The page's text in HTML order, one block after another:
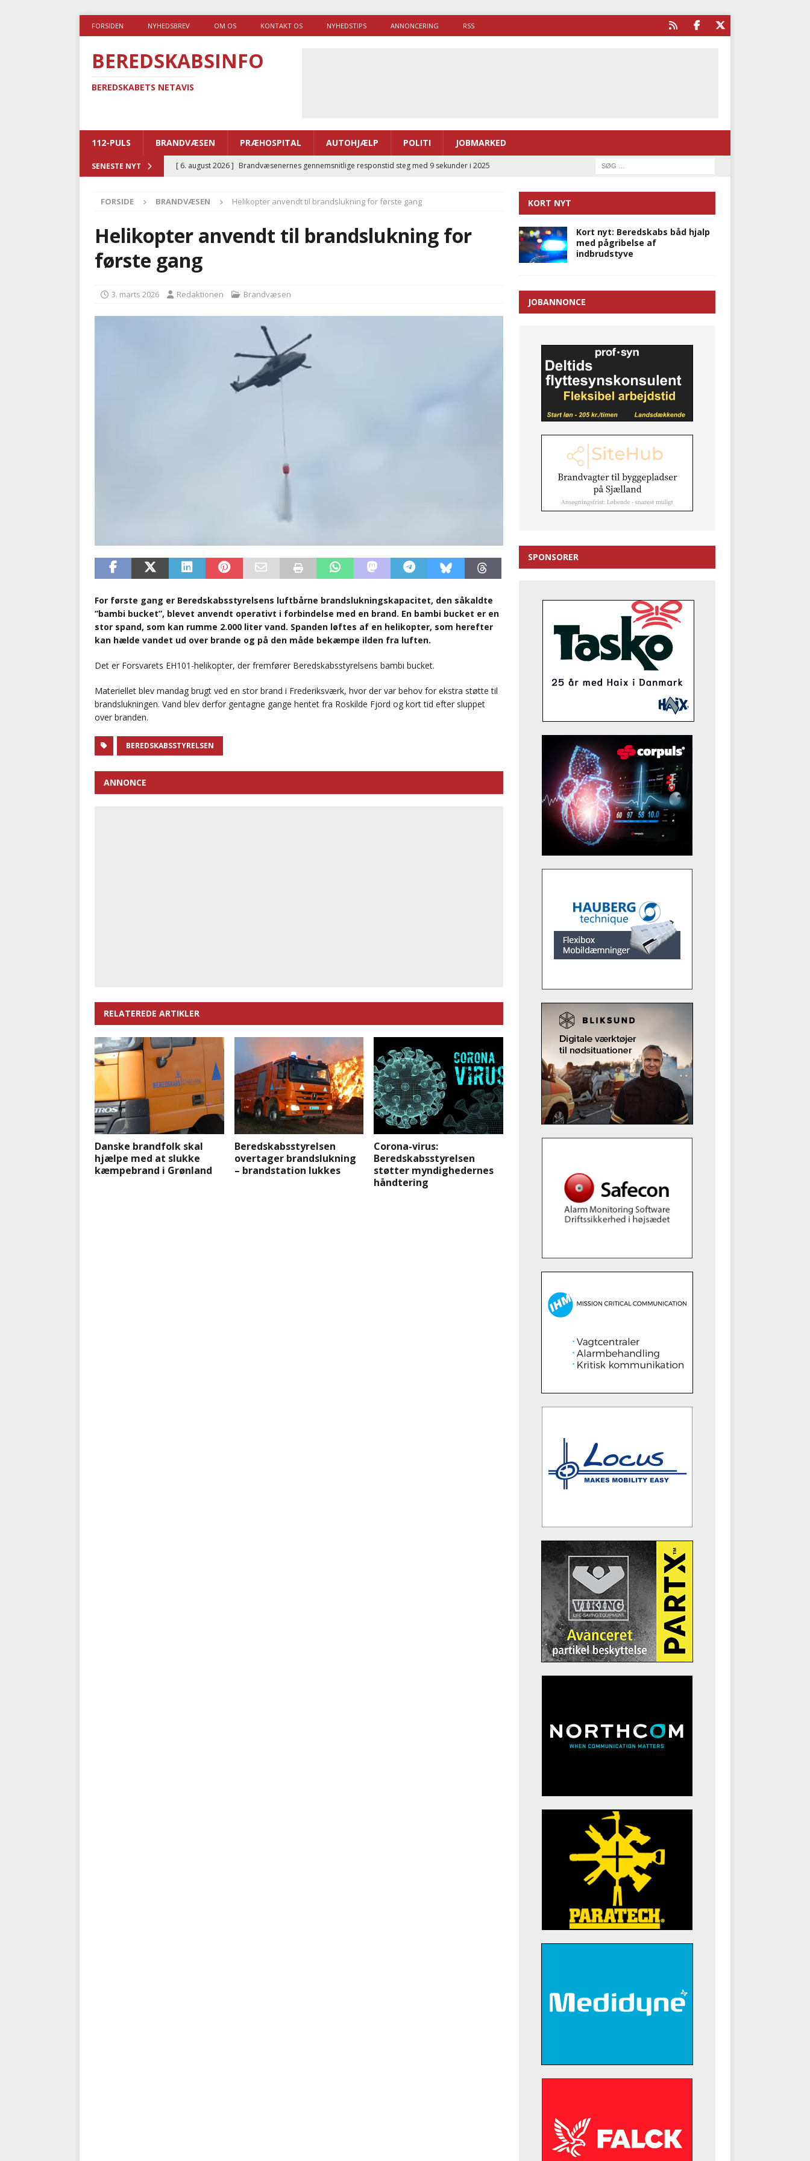
FORSIDEN NYHEDSBREV OM OS KONTAKT OS NYHEDSTIPS ANNONCERING RSS
BEREDSKABSINFO
BEREDSKABETS NETAVIS
112-PULS BRANDVÆSEN PRÆHOSPITAL AUTOHJÆLP POLITI JOBMARKED
SENESTE NYT [ 6. august 2026 ] Brandvæsenernes gennemsnitlige responstid steg med 9 sekunder i 2025
[ 5. august 2026 ] Advarer: Udløb af sygetransporttilladelser kan sende 400.000 kørsler over
PRÆHOSPITAL
PRÆHOSPITAL
[ 4. august 2026 ]
AUTOHJÆLP
FORSIDE BRANDVÆSEN Helikopter anvendt til brandslukning for første gang
Helikopter anvendt til brandslukning for
første gang
3. marts 2026 Redaktionen Brandvæsen
For første gang er Beredskabsstyrelsens luftbårne brandslukningskapacitet, den såkaldte
”bambi bucket”, blevet anvendt operativt i forbindelse med en brand. En bambi bucket er en
stor spand, som kan rumme 2.000 liter vand. Spanden løftes af en helikopter, som herefter
kan hælde vandet ud over brande og på den måde bekæmpe ilden fra luften.
Det er Forsvarets EH101-helikopter, der fremfører Beredskabsstyrelsens bambi bucket.
Materiellet blev mandag brugt ved en stor brand i Frederiksværk, hvor der var behov for ekstra støtte til
brandslukningen. Vand blev derfor gentagne gange hentet fra Roskilde Fjord og kort tid efter sluppet
over branden.
BEREDSKABSSTYRELSEN
ANNONCE
RELATEREDE ARTIKLER
Danske brandfolk skal
hjælpe med at slukke
kæmpebrand i Grønland
Beredskabsstyrelsen
overtager brandslukning
– brandstation lukkes
Corona-virus:
Beredskabsstyrelsen
støtter myndighedernes
håndtering
KORT NYT
Kort nyt: Beredskabs båd hjalp
med pågribelse af
indbrudstyve
JOBANNONCE
SPONSORER